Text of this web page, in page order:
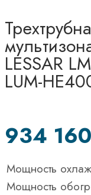
LESSAR
LUM-
934 160
Мощность
Мощность